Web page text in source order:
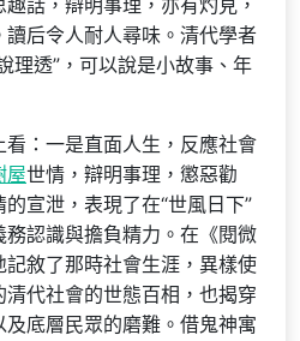
話，辯明事理，亦有灼見，
后令人耐人尋味。清代學者
理透”，可以說是小故事、年
：一是直面人生，反應社會
屋世情，辯明事理，懲惡勸
宣泄，表現了在“世風日下”
認識與擔負精力。在《閱微
敘了那時社會生涯，異樣使
代社會的世態百相，也揭穿
底層民眾的磨難。借鬼神寓